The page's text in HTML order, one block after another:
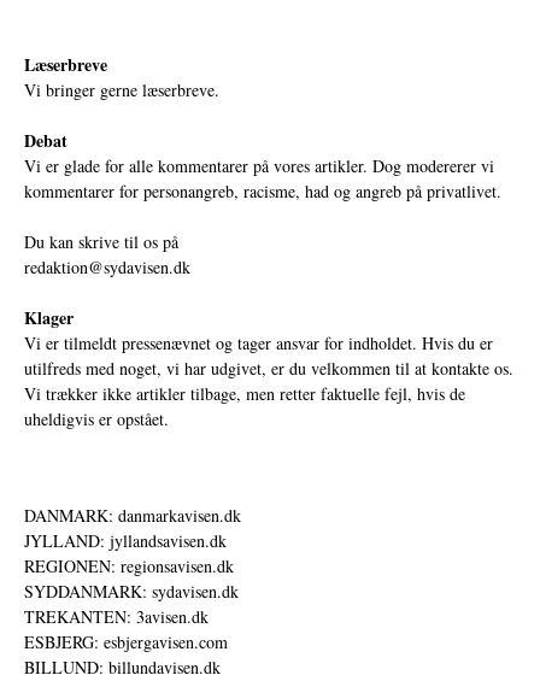
Læserbreve
Vi bringer gerne læserbreve.
Debat
Vi er glade for alle kommentarer på vores artikler. Dog modererer vi
kommentarer for personangreb, racisme, had og angreb på privatlivet.
Du kan skrive til os på
redaktion@sydavisen.dk
Klager
Vi er tilmeldt pressenævnet og tager ansvar for indholdet. Hvis du er
utilfreds med noget, vi har udgivet, er du velkommen til at kontakte os.
Vi trækker ikke artikler tilbage, men retter faktuelle fejl, hvis de
uheldigvis er opstået.
DANMARK: danmarkavisen.dk
JYLLAND: jyllandsavisen.dk
REGIONEN: regionsavisen.dk
SYDDANMARK: sydavisen.dk
TREKANTEN: 3avisen.dk
ESBJERG: esbjergavisen.com
BILLUND: billundavisen.dk